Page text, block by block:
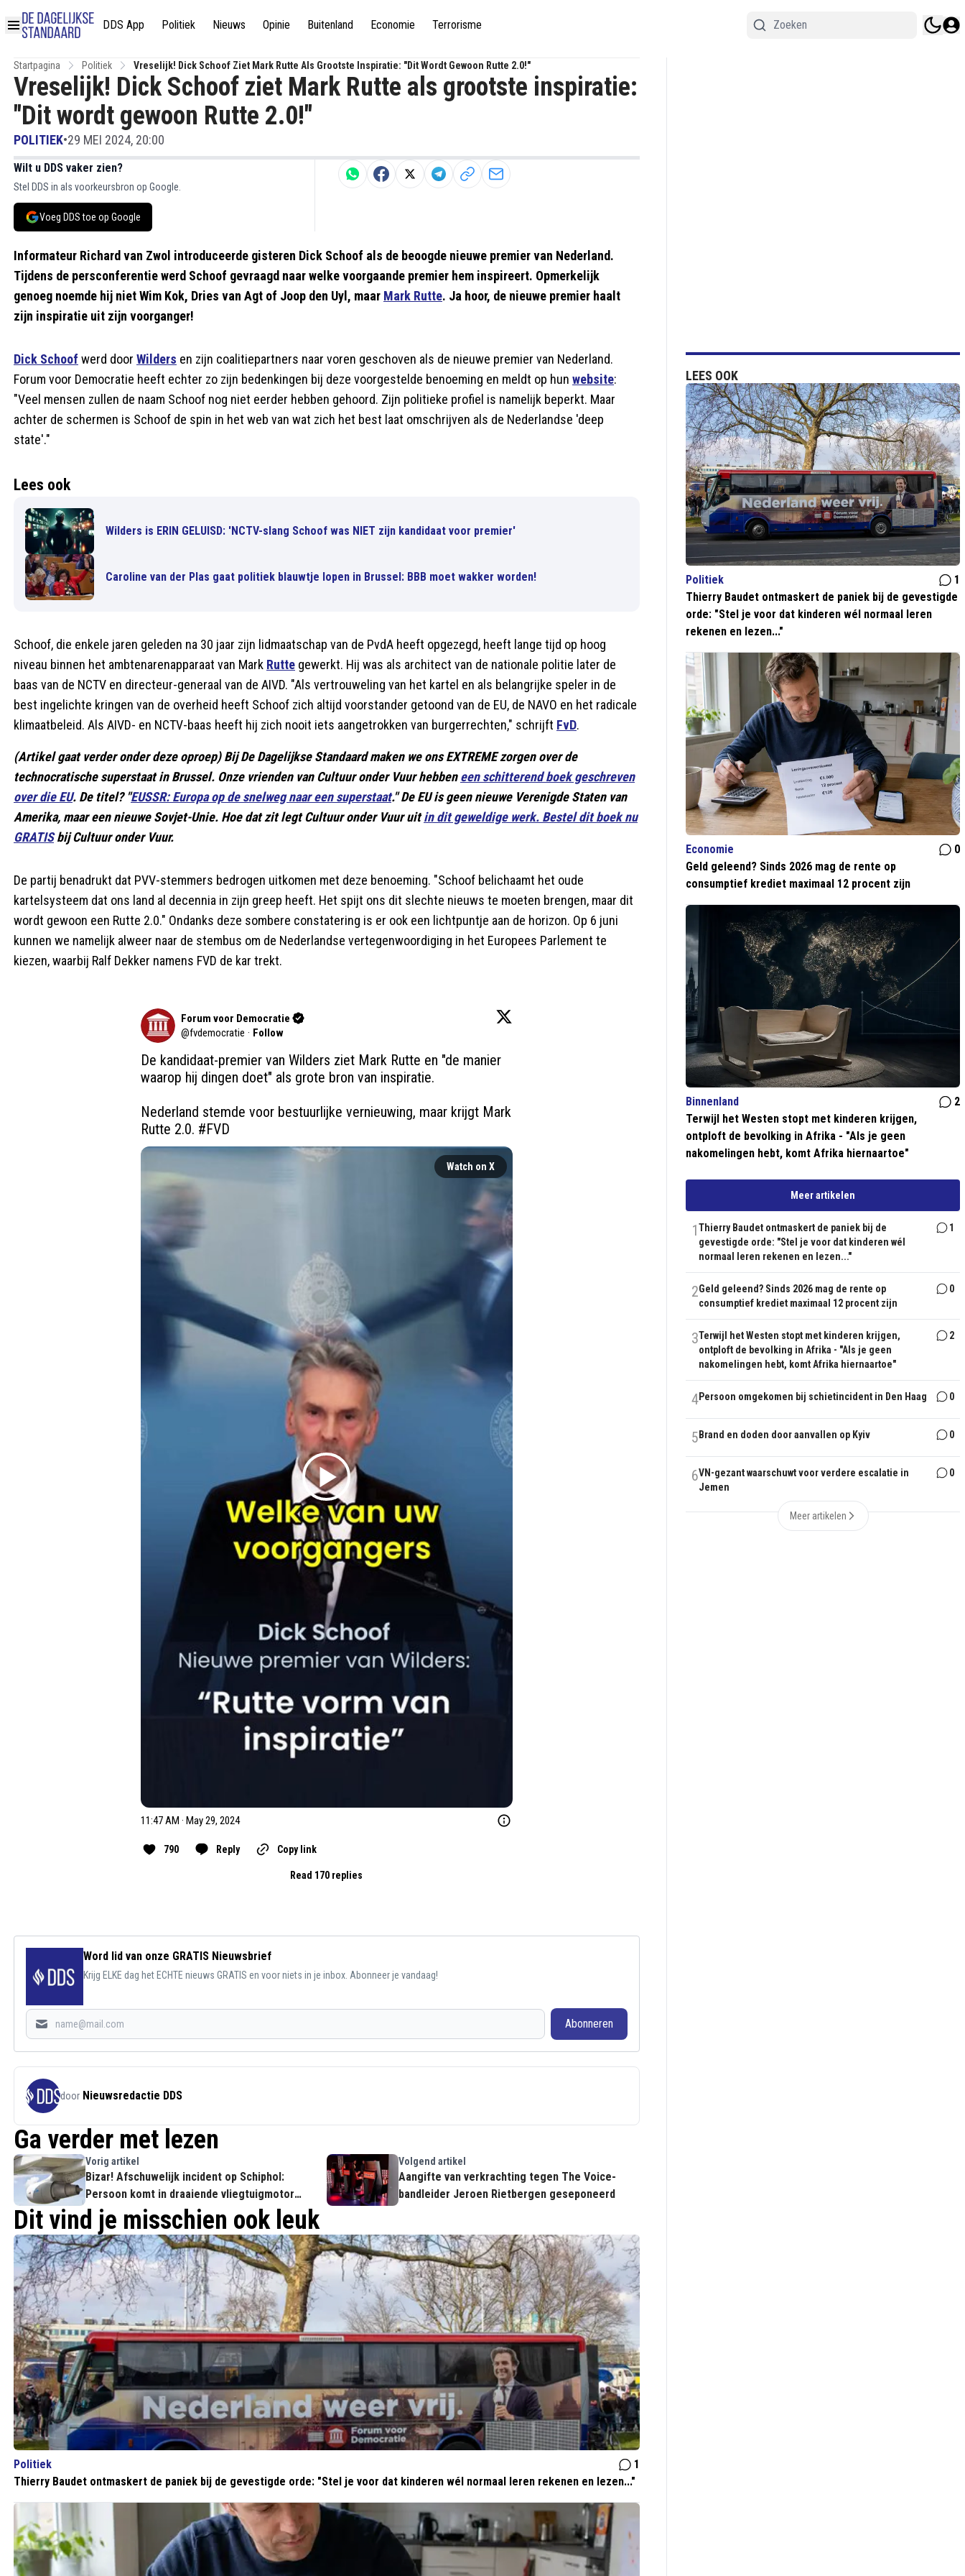
DDS App Politiek Nieuws Opinie Buitenland Economie Terrorisme
Startpagina Politiek Vreselijk! Dick Schoof Ziet Mark Rutte Als Grootste Inspiratie: "Dit Wordt Gewoon Rutte 2.0!"
Vreselijk! Dick Schoof ziet Mark Rutte als grootste inspiratie:
"Dit wordt gewoon Rutte 2.0!"
POLITIEK•29 MEI 2024, 20:00
Wilt u DDS vaker zien?
Stel DDS in als voorkeursbron op Google.
Voeg DDS toe op Google
Informateur Richard van Zwol introduceerde gisteren Dick Schoof als de beoogde nieuwe premier van Nederland.
Tijdens de persconferentie werd Schoof gevraagd naar welke voorgaande premier hem inspireert. Opmerkelijk
genoeg noemde hij niet Wim Kok, Dries van Agt of Joop den Uyl, maar Mark Rutte. Ja hoor, de nieuwe premier haalt
zijn inspiratie uit zijn voorganger!
Dick Schoof werd door Wilders en zijn coalitiepartners naar voren geschoven als de nieuwe premier van Nederland.
Forum voor Democratie heeft echter zo zijn bedenkingen bij deze voorgestelde benoeming en meldt op hun website:
"Veel mensen zullen de naam Schoof nog niet eerder hebben gehoord. Zijn politieke profiel is namelijk beperkt. Maar
achter de schermen is Schoof de spin in het web van wat zich het best laat omschrijven als de Nederlandse 'deep
state'."
Lees ook
Wilders is ERIN GELUISD: 'NCTV-slang Schoof was NIET zijn kandidaat voor premier'
Caroline van der Plas gaat politiek blauwtje lopen in Brussel: BBB moet wakker worden!
Schoof, die enkele jaren geleden na 30 jaar zijn lidmaatschap van de PvdA heeft opgezegd, heeft lange tijd op hoog
niveau binnen het ambtenarenapparaat van Mark Rutte gewerkt. Hij was als architect van de nationale politie later de
baas van de NCTV en directeur-generaal van de AIVD. "Als vertrouweling van het kartel en als belangrijke speler in de
best ingelichte kringen van de overheid heeft Schoof zich altijd voorstander getoond van de EU, de NAVO en het radicale
klimaatbeleid. Als AIVD- en NCTV-baas heeft hij zich nooit iets aangetrokken van burgerrechten," schrijft FvD.
(Artikel gaat verder onder deze oproep) Bij De Dagelijkse Standaard maken we ons EXTREME zorgen over de
technocratische superstaat in Brussel. Onze vrienden van Cultuur onder Vuur hebbeneen schitterend boek geschreven
over die EU. De titel? "EUSSR: Europa op de snelweg naar een superstaat." De EU is geen nieuwe Verenigde Staten van
Amerika, maar een nieuwe Sovjet-Unie. Hoe dat zit legt Cultuur onder Vuur uitin dit geweldige werk. Bestel dit boek nu
GRATISbij Cultuur onder Vuur.
De partij benadrukt dat PVV-stemmers bedrogen uitkomen met deze benoeming. "Schoof belichaamt het oude
kartelsysteem dat ons land al decennia in zijn greep heeft. Het spijt ons dit slechte nieuws te moeten brengen, maar dit
wordt gewoon een Rutte 2.0." Ondanks deze sombere constatering is er ook een lichtpuntje aan de horizon. Op 6 juni
kunnen we namelijk alweer naar de stembus om de Nederlandse vertegenwoordiging in het Europees Parlement te
kiezen, waarbij Ralf Dekker namens FVD de kar trekt.
Forum voor Democratie
@fvdemocratie · Follow
De kandidaat-premier van Wilders ziet Mark Rutte en "de manier
waarop hij dingen doet" als grote bron van inspiratie.
Nederland stemde voor bestuurlijke vernieuwing, maar krijgt Mark
Rutte 2.0. #FVD
Watch on X
11:47 AM · May 29, 2024
790 Reply Copy link
Read 170 replies
Word lid van onze GRATIS Nieuwsbrief
Krijg ELKE dag het ECHTE nieuws GRATIS en voor niets in je inbox. Abonneer je vandaag!
Abonneren
door Nieuwsredactie DDS
Ga verder met lezen
Vorig artikel
Bizar! Afschuwelijk incident op Schiphol:
Persoon komt in draaiende vliegtuigmotor
terecht en overlijdt
Volgend artikel
Aangifte van verkrachting tegen The Voice-
bandleider Jeroen Rietbergen geseponeerd
Dit vind je misschien ook leuk
Politiek
1
Thierry Baudet ontmaskert de paniek bij de gevestigde orde: "Stel je voor dat kinderen wél normaal leren rekenen en lezen..."
LEES OOK
Politiek
1
Thierry Baudet ontmaskert de paniek bij de gevestigde
orde: "Stel je voor dat kinderen wél normaal leren
rekenen en lezen..."
Economie
0
Geld geleend? Sinds 2026 mag de rente op
consumptief krediet maximaal 12 procent zijn
Binnenland
2
Terwijl het Westen stopt met kinderen krijgen,
ontploft de bevolking in Afrika - "Als je geen
nakomelingen hebt, komt Afrika hiernaartoe"
Meer artikelen
1Thierry Baudet ontmaskert de paniek bij de
gevestigde orde: "Stel je voor dat kinderen wél
normaal leren rekenen en lezen..."
1
2Geld geleend? Sinds 2026 mag de rente op
consumptief krediet maximaal 12 procent zijn
0
3Terwijl het Westen stopt met kinderen krijgen,
ontploft de bevolking in Afrika - "Als je geen
nakomelingen hebt, komt Afrika hiernaartoe"
2
4Persoon omgekomen bij schietincident in Den Haag 0
5 Brand en doden door aanvallen op Kyiv 0
6VN-gezant waarschuwt voor verdere escalatie in
Jemen
0
Meer artikelen